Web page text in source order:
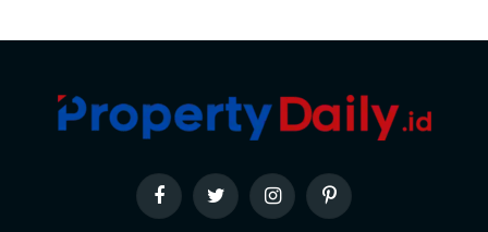
FacebookTwitter InstagramPinterest